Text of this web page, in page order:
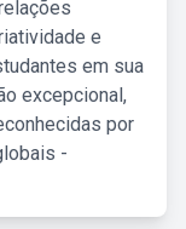
e
em sua
excepcional,
por
-